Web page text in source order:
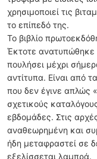
χρησιμοποιεί τις
το επίπεδό της.
Το βιβλίο
Έκτοτε ανατυπώθηκε
πουλήσει μέχρι
αντίτυπα. Είναι από
που δεν έγινε απλώς
σχετικούς
εβδομάδες. Στις
αναθεωρημένη και
ήδη μεταφραστεί σε
εξελίσσεται λαμπρά.